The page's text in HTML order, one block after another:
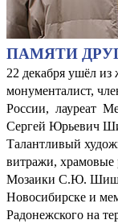
ПАМЯТИ
22 декабря ушёл
монументалист,
России, лауреат
Сергей Юрьевич
Талантливый
витражи, храмовые
Мозаики С.Ю.
Новосибирске и
Радонежского на